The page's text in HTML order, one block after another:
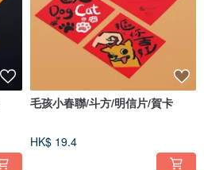
毛孩小春聯/斗方/明信片/賀卡
HK$ 19.4